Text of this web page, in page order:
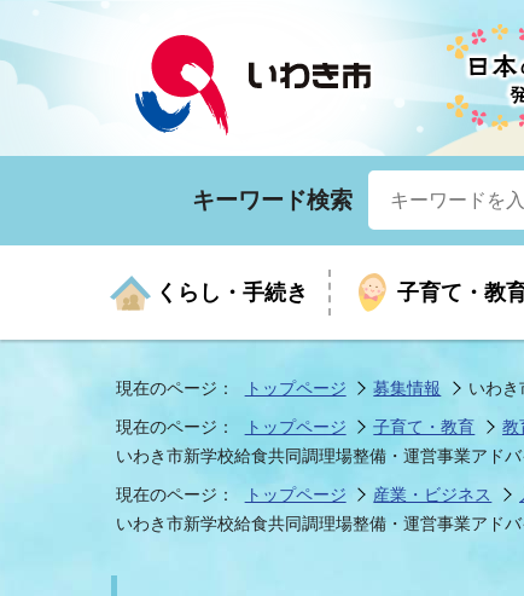
キーワード検索
くらし・手続き
くらしの手続きガイド
年金・保険
子育て・教
生涯学習
医療
高齢者福祉・介護
お知らせ
目的から探す
入札・契約
企業立地
市の紹介
市の統計
現在のページ： トップページ 募集情報
いわ
現在のページ：
トップページ 子育て・教育 教
いわき市新学校給食共同調理場整備・運営事業アド
現在のページ：
トップページ 産業・ビジネス
いわき市新学校給食共同調理場整備・運営事業アド